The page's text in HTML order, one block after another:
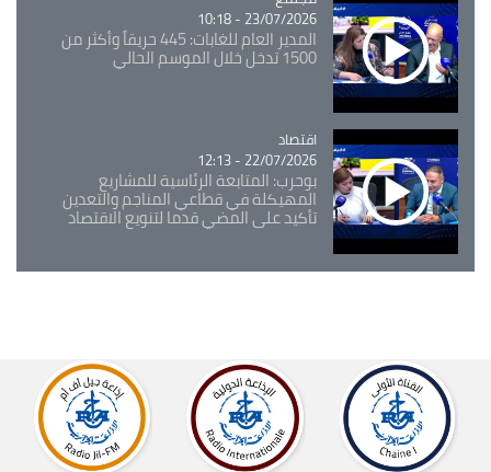
23/07/2026 - 10:18
المدير العام للغابات: 445 حريقاً وأكثر من
1500 تدخل خلال الموسم الحالي
Catégorie
اقتصاد
22/07/2026 - 12:13
بوحرب: المتابعة الرئاسية للمشاريع
المهيكلة في قطاعي المناجم والتعدين
تأكيد على المضي قدما لتنويع الاقتصاد